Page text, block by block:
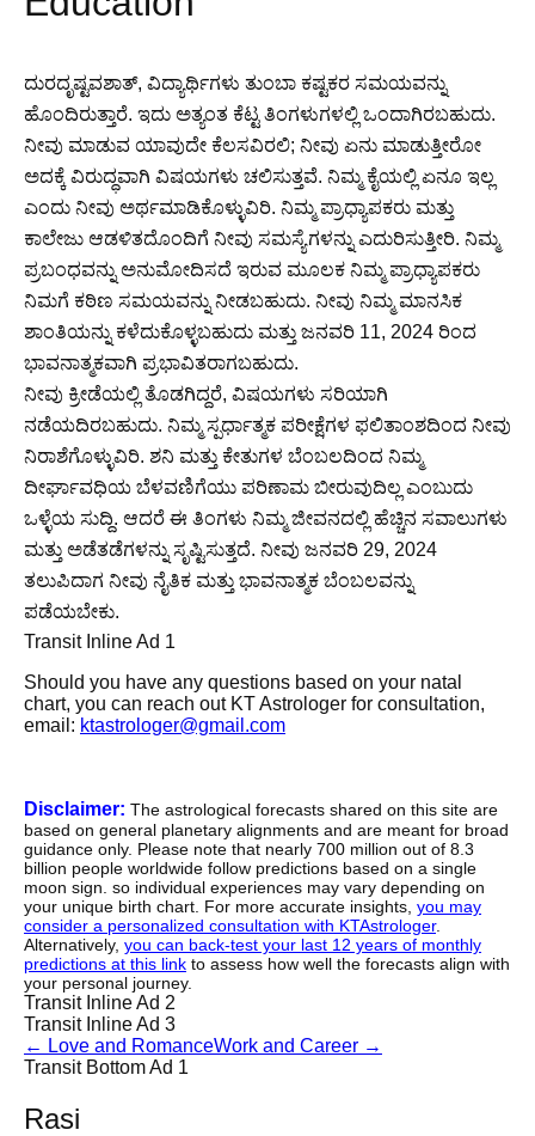
ದುರದೃಷ್ಟವಶಾತ್, ವಿದ್ಯಾರ್ಥಿಗಳು ತುಂಬಾ ಕಷ್ಟಕರ ಸಮಯವನ್ನು
ಹೊಂದಿರುತ್ತಾರೆ. ಇದು ಅತ್ಯಂತ ಕೆಟ್ಟ ತಿಂಗಳುಗಳಲ್ಲಿ ಒಂದಾಗಿರಬಹುದು.
ನೀವು ಮಾಡುವ ಯಾವುದೇ ಕೆಲಸವಿರಲಿ; ನೀವು ಏನು ಮಾಡುತ್ತೀರೋ
ಅದಕ್ಕೆ ವಿರುದ್ಧವಾಗಿ ವಿಷಯಗಳು ಚಲಿಸುತ್ತವೆ. ನಿಮ್ಮ ಕೈಯಲ್ಲಿ ಏನೂ ಇಲ್ಲ
ಎಂದು ನೀವು ಅರ್ಥಮಾಡಿಕೊಳ್ಳುವಿರಿ. ನಿಮ್ಮ ಪ್ರಾಧ್ಯಾಪಕರು ಮತ್ತು
ಕಾಲೇಜು ಆಡಳಿತದೊಂದಿಗೆ ನೀವು ಸಮಸ್ಯೆಗಳನ್ನು ಎದುರಿಸುತ್ತೀರಿ. ನಿಮ್ಮ
ಪ್ರಬಂಧವನ್ನು ಅನುಮೋದಿಸದೆ ಇರುವ ಮೂಲಕ ನಿಮ್ಮ ಪ್ರಾಧ್ಯಾಪಕರು
ನಿಮಗೆ ಕಠಿಣ ಸಮಯವನ್ನು ನೀಡಬಹುದು. ನೀವು ನಿಮ್ಮ ಮಾನಸಿಕ
ಶಾಂತಿಯನ್ನು ಕಳೆದುಕೊಳ್ಳಬಹುದು ಮತ್ತು ಜನವರಿ 11, 2024 ರಿಂದ
ಭಾವನಾತ್ಮಕವಾಗಿ ಪ್ರಭಾವಿತರಾಗಬಹುದು.
ನೀವು ಕ್ರೀಡೆಯಲ್ಲಿ ತೊಡಗಿದ್ದರೆ, ವಿಷಯಗಳು ಸರಿಯಾಗಿ
ನಡೆಯದಿರಬಹುದು. ನಿಮ್ಮ ಸ್ಪರ್ಧಾತ್ಮಕ ಪರೀಕ್ಷೆಗಳ ಫಲಿತಾಂಶದಿಂದ ನೀವು
ನಿರಾಶೆಗೊಳ್ಳುವಿರಿ. ಶನಿ ಮತ್ತು ಕೇತುಗಳ ಬೆಂಬಲದಿಂದ ನಿಮ್ಮ
ದೀರ್ಘಾವಧಿಯ ಬೆಳವಣಿಗೆಯು ಪರಿಣಾಮ ಬೀರುವುದಿಲ್ಲ ಎಂಬುದು
ಒಳ್ಳೆಯ ಸುದ್ದಿ. ಆದರೆ ಈ ತಿಂಗಳು ನಿಮ್ಮ ಜೀವನದಲ್ಲಿ ಹೆಚ್ಚಿನ ಸವಾಲುಗಳು
ಮತ್ತು ಅಡೆತಡೆಗಳನ್ನು ಸೃಷ್ಟಿಸುತ್ತದೆ. ನೀವು ಜನವರಿ 29, 2024
ತಲುಪಿದಾಗ ನೀವು ನೈತಿಕ ಮತ್ತು ಭಾವನಾತ್ಮಕ ಬೆಂಬಲವನ್ನು
ಪಡೆಯಬೇಕು.
Transit Inline Ad 1
Should you have any questions based on your natal
chart, you can reach out KT Astrologer for consultation,
email: ktastrologer@gmail.com
Disclaimer: The astrological forecasts shared on this site are
based on general planetary alignments and are meant for broad
guidance only. Please note that nearly 700 million out of 8.3
billion people worldwide follow predictions based on a single
moon sign. so individual experiences may vary depending on
your unique birth chart. For more accurate insights, you may
consider a personalized consultation with KTAstrologer.
Alternatively, you can back-test your last 12 years of monthly
predictions at this link to assess how well the forecasts align with
your personal journey.
Transit Inline Ad 2
Transit Inline Ad 3
← Love and RomanceWork and Career →
Transit Bottom Ad 1
Rasi